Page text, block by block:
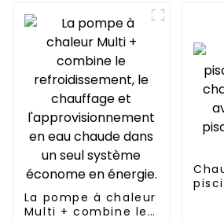
SPA, chauffage de
piscine
La pompe à chaleur
Multi + combine le